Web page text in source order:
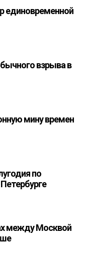
единовременной
взрыва в
мину времен
по
между Москвой